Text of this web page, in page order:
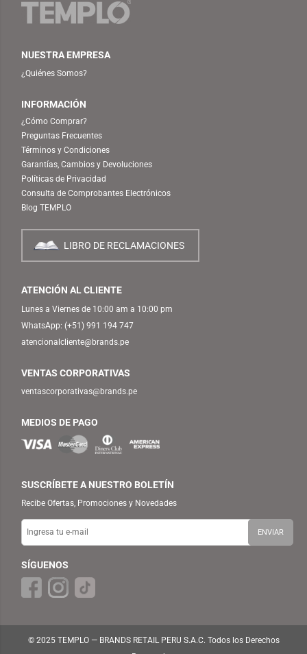
NUESTRA EMPRESA
¿Quiénes Somos?
INFORMACIÓN
¿Cómo Comprar?
Preguntas Frecuentes
Términos y Condiciones
Garantías, Cambios y Devoluciones
Políticas de Privacidad
Consulta de Comprobantes Electrónicos
Blog TEMPLO
LIBRO DE RECLAMACIONES
ATENCIÓN AL CLIENTE
Lunes a Viernes de 10:00 am a 10:00 pm
WhatsApp: (+51) 991 194 747
atencionalcliente@brands.pe
VENTAS CORPORATIVAS
ventascorporativas@brands.pe
MEDIOS DE PAGO
SUSCRÍBETE A NUESTRO BOLETÍN
Recibe Ofertas, Promociones y Novedades
SÍGUENOS
© 2025 TEMPLO — BRANDS RETAIL PERU S.A.C. Todos los Derechos